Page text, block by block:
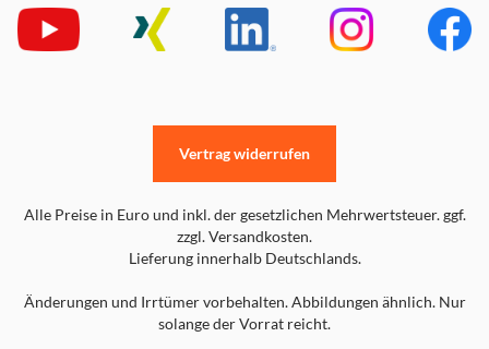
Alle Preise in Euro und inkl. der gesetzlichen Mehrwertsteuer. ggf.
zzgl. Versandkosten.
Lieferung innerhalb Deutschlands.
Änderungen und Irrtümer vorbehalten. Abbildungen ähnlich. Nur
solange der Vorrat reicht.
Vertrag widerrufen